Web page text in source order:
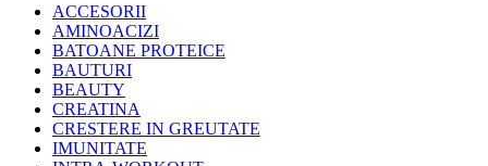
ACCESORII
AMINOACIZI
BATOANE PROTEICE
BAUTURI
BEAUTY
CREATINA
CRESTERE IN GREUTATE
IMUNITATE